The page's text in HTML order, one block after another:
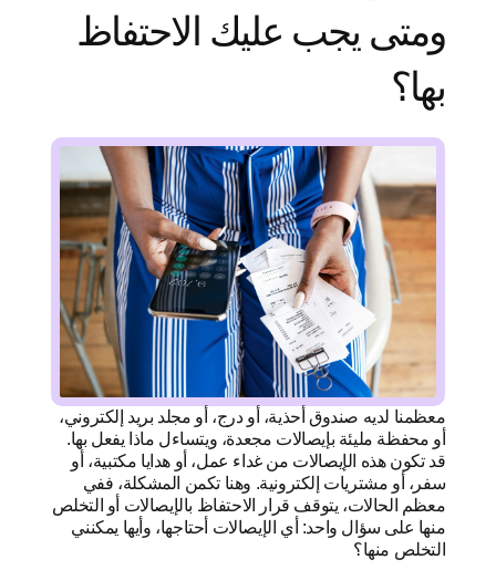
ومتى يجب عليك الاحتفاظ
بها؟
معظمنا لديه صندوق أحذية، أو درج، أو مجلد بريد إلكتروني،
أو محفظة مليئة بإيصالات مجعدة، ويتساءل ماذا يفعل بها.
قد تكون هذه الإيصالات من غداء عمل، أو هدايا مكتبية، أو
سفر، أو مشتريات إلكترونية. وهنا تكمن المشكلة، ففي
معظم الحالات، يتوقف قرار الاحتفاظ بالإيصالات أو التخلص
منها على سؤال واحد: أي الإيصالات أحتاجها، وأيها يمكنني
التخلص منها؟